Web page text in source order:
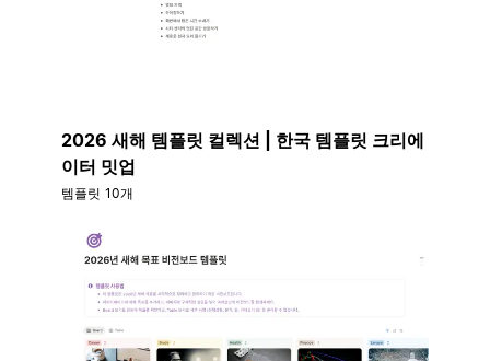
2026 새해 템플릿 컬렉션 | 한국 템플릿 크리에
이터 밋업
템플릿 10개